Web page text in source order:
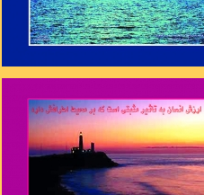
آتشی بود در این خانه که کاشانه بسوخت
دلبر بگداخت
، دیر اندیشی نه !